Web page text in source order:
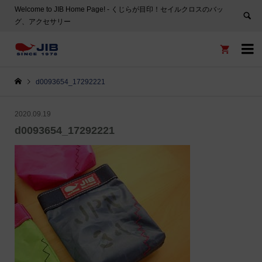
Welcome to JIB Home Page! ‐ くじらが目印！セイルクロスのバッ
グ、アクセサリー


d0093654_17292221
2020.09.19
d0093654_17292221